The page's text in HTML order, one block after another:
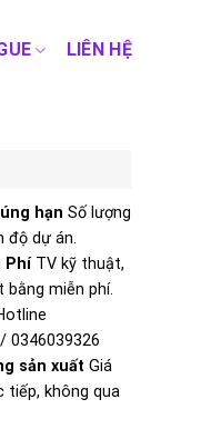
LIÊN HỆ
hạn Số lượng
độ dự án.
PhíTV kỹ thuật,
bằng miễn phí.
0346039326
sản xuất Giá
tiếp, không qua